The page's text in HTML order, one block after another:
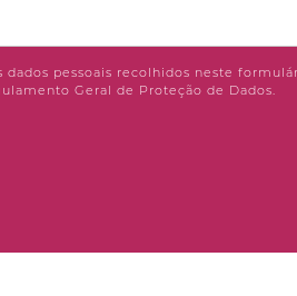
pessoais recolhidos neste
Geral de Proteção de Dados.